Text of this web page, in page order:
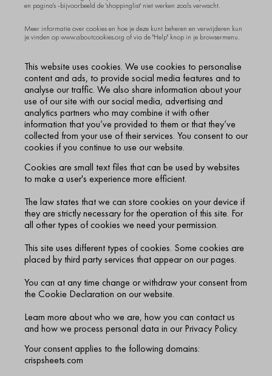
en pagina's -bijvoorbeeld de 'shoppinglist' niet werken zoals verwacht.
Meer informatie over cookies en hoe je deze kunt beheren en verwijderen kun
je vinden op www.aboutcookies.org of via de "Help" knop in je browsermenu.
This website uses cookies. We use cookies to personalise
content and ads, to provide social media features and to
analyse our traffic. We also share information about your
use of our site with our social media, advertising and
analytics partners who may combine it with other
information that you’ve provided to them or that they’ve
collected from your use of their services. You consent to our
cookies if you continue to use our website.
Cookies are small text files that can be used by websites
to make a user's experience more efficient.
The law states that we can store cookies on your device if
they are strictly necessary for the operation of this site. For
all other types of cookies we need your permission.
This site uses different types of cookies. Some cookies are
placed by third party services that appear on our pages.
You can at any time change or withdraw your consent from
the Cookie Declaration on our website.
Learn more about who we are, how you can contact us
and how we process personal data in our Privacy Policy.
Your consent applies to the following domains:
crispsheets.com